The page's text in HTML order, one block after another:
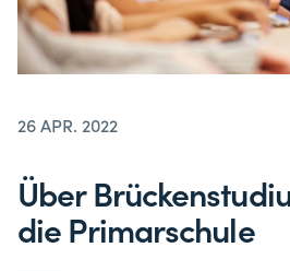
26 APR. 2022
Über
die Primarschule